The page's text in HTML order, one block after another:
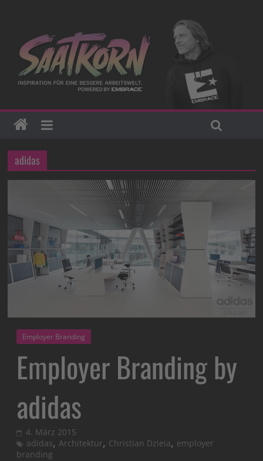
adidas
Employer Branding
Employer Branding by
adidas
4. März 2015
adidas,Architektur, Christian Dzieia, employer
branding